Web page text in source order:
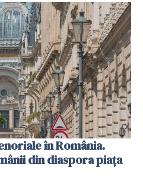
în România.
din diaspora piața